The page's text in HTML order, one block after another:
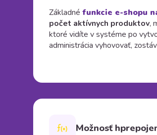
Základnéfunkcie e-shopu
počet aktívnych produktov,
ktoré vidíte v systéme po
administrácia vyhovovať,
Možnosť